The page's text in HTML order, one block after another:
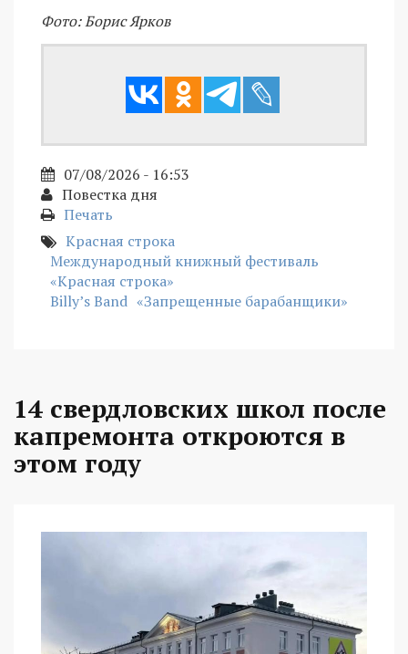
Фото: Борис Ярков
07/08/2026 - 16:53
Повестка дня
Печать
Красная строка
Международный книжный фестиваль
«Красная строка»
Billy’s Band «Запрещенные барабанщики»
14 свердловских школ после
капремонта откроются в
этом году